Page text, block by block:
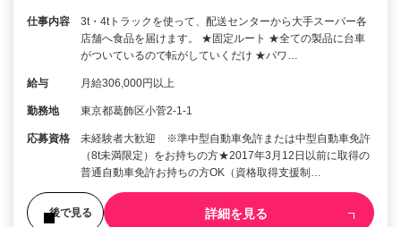
仕事内容
3t・4tトラックを使って、配送センターから大手スーパー各
店舗へ食品を届けます。 ★固定ルート ★全ての製品に台車
がついているので転がしていくだけ ★パワ…
給与 月給306,000円以上
勤務地 東京都葛飾区小菅2-1-1
応募資格
未経験者大歓迎 ※準中型自動車免許または中型自動車免許
（8t未満限定）をお持ちの方★2017年3月12日以前に取得の
普通自動車免許お持ちの方OK（資格取得支援制…
後で見る 詳細を見る